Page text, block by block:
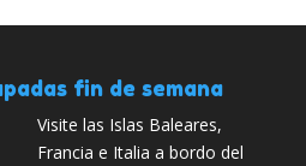
fin de semana
Visite las Islas Baleares,
Francia e Italia a bordo del